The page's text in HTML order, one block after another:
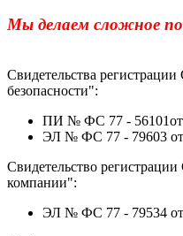
Мы делаем сложное
Свидетельства
безопасности":
ПИ № ФС 77 - 56101от
ЭЛ № ФС 77 - 79603 от
Свидетельство
компании":
ЭЛ № ФС 77 - 79534 от